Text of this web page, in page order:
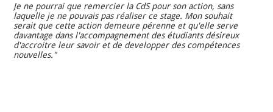
Je ne pourrai que remercier la CdS pour son action, sans
laquelle je ne pouvais pas réaliser ce stage. Mon souhait
serait que cette action demeure pérenne et qu'elle serve
davantage dans l'accompagnement des étudiants désireux
d'accroitre leur savoir et de developper des compétences
nouvelles."